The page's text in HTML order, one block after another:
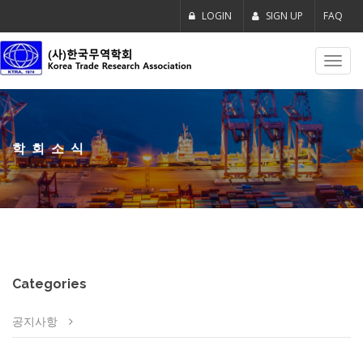
LOGIN SIGN UP FAQ
학회소식
Categories
공지사항